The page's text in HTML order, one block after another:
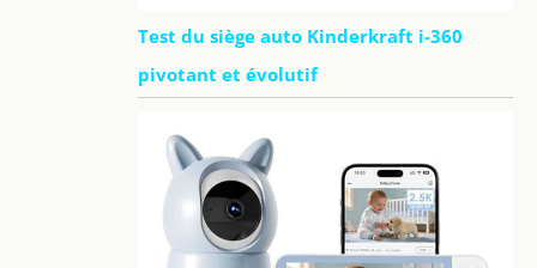
Test du siège auto Kinderkraft i-360
pivotant et évolutif